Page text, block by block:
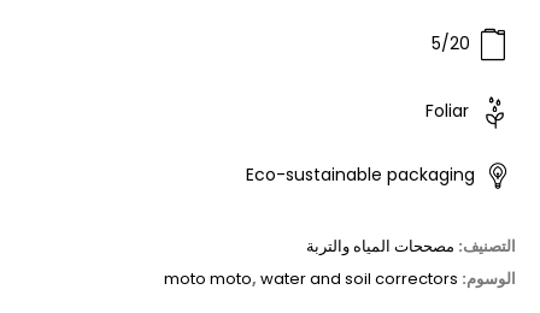
5/20
التصنيف: مصححات المياه والتربة
الوسوم:
moto moto, water and soil correctors